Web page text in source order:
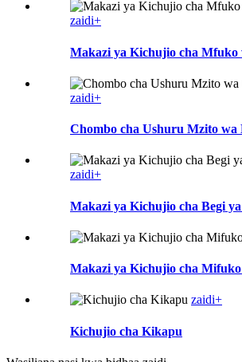
zaidi+
Makazi ya Kichujio cha Mfuko
zaidi+
Chombo cha Ushuru Mzito
zaidi+
Makazi ya Kichujio cha Begi
Makazi ya Kichujio cha
zaidi+
Kichujio cha Kikapu